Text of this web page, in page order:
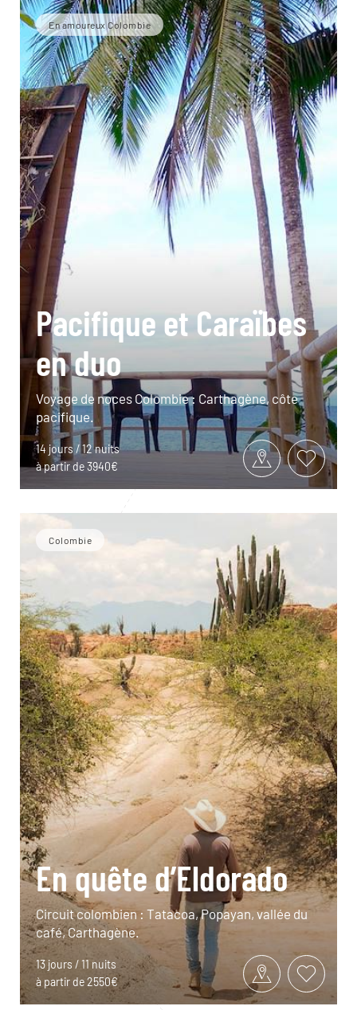
En amoureux Colombie
Pacifique et Caraïbes
en duo
Voyage de noces Colombie : Carthagène, côte
pacifique.
14 jours / 12 nuits
à partir de 3940€
Colombie
En quête d’Eldorado
Circuit colombien : Tatacoa, Popayan, vallée du
café, Carthagène.
13 jours / 11 nuits
à partir de 2550€